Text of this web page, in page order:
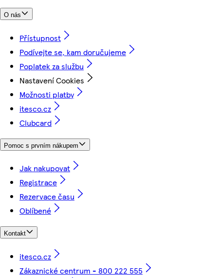
O nás
Přístupnost
Podívejte se, kam doručujeme
Poplatek za službu
Nastavení Cookies
Možnosti platby
itesco.cz
Clubcard
Pomoc s prvním nákupem
Jak nakupovat
Registrace
Rezervace času
Oblíbené
Kontakt
itesco.cz
Zákaznické centrum - 800 222 555